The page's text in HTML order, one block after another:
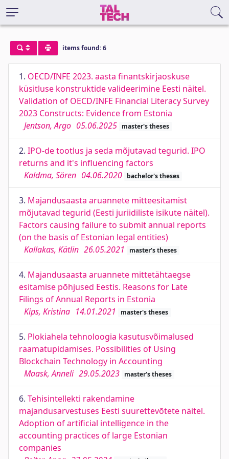
items found: 6
1. OECD/INFE 2023. aasta finantskirjaoskuse
küsitluse konstruktide valideerimine Eesti näitel.
Validation of OECD/INFE Financial Literacy Survey
2023 Constructs: Evidence from Estonia
Jentson, Argo 05.06.2025 master's theses
2. IPO-de tootlus ja seda mõjutavad tegurid. IPO
returns and it's influencing factors
Kaldma, Sören 04.06.2020 bachelor's theses
3. Majandusaasta aruannete mitteesitamist
mõjutavad tegurid (Eesti juriidiliste isikute näitel).
Factors causing failure to submit annual reports
(on the basis of Estonian legal entities)
Kallakas, Kätlin 26.05.2021 master's theses
4. Majandusaasta aruannete mittetähtaegse
esitamise põhjused Eestis. Reasons for Late
Filings of Annual Reports in Estonia
Kips, Kristina 14.01.2021 master's theses
5. Plokiahela tehnoloogia kasutusvõimalused
raamatupidamises. Possibilities of Using
Blockchain Technology in Accounting
Maask, Anneli 29.05.2023 master's theses
6. Tehisintellekti rakendamine
majandusarvestuses Eesti suurettevõtete näitel.
Adoption of artificial intelligence in the
accounting practices of large Estonian
companies